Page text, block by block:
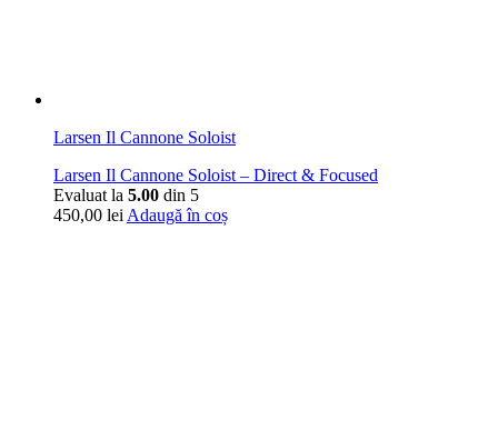
Larsen Il Cannone Soloist
Larsen Il Cannone Soloist – Direct & Focused
Evaluat la 5.00 din 5
450,00 lei Adaugă în coș